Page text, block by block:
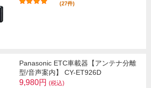
(27件)
Panasonic ETC車載器【アンテナ分離
型/音声案内】 CY-ET926D
9,980円 (税込)